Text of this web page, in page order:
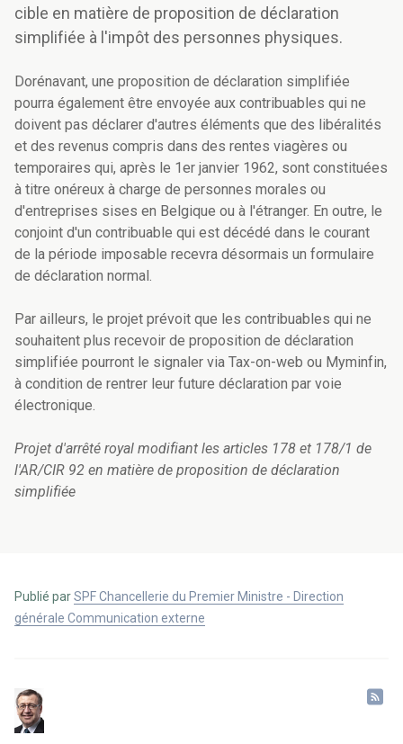
cible en matière de proposition de déclaration
simplifiée à l'impôt des personnes physiques.
Dorénavant, une proposition de déclaration simplifiée
pourra également être envoyée aux contribuables qui ne
doivent pas déclarer d'autres éléments que des libéralités
et des revenus compris dans des rentes viagères ou
temporaires qui, après le 1er janvier 1962, sont constituées
à titre onéreux à charge de personnes morales ou
d'entreprises sises en Belgique ou à l'étranger. En outre, le
conjoint d'un contribuable qui est décédé dans le courant
de la période imposable recevra désormais un formulaire
de déclaration normal.
Par ailleurs, le projet prévoit que les contribuables qui ne
souhaitent plus recevoir de proposition de déclaration
simplifiée pourront le signaler via Tax-on-web ou Myminfin,
à condition de rentrer leur future déclaration par voie
électronique.
Projet d'arrêté royal modifiant les articles 178 et 178/1 de
l'AR/CIR 92 en matière de proposition de déclaration
simplifiée
Publié parSPF Chancellerie du Premier Ministre - Direction
générale Communication externe